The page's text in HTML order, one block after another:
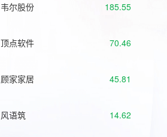
韦尔股份 185.55
顶点软件 70.46
顾家家居 45.81
风语筑 14.62